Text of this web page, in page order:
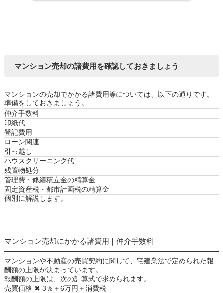
マンション売却の諸費用を確認しておきましょう
マンションの売却でかかる諸費用等については、以下の通りです。
準備をしておきましょう。
仲介手数料
印紙代
登記費用
ローン関連
引っ越し
ハウスクリーニング代
残置物処分
管理費・修繕積立金の精算金
固定資産税・都市計画税の精算金
個別に解説します。
マンション売却にかかる諸費用｜仲介手数料
マンションや不動産の売買契約に関して、宅建業法で定められた報
酬額の上限が決まっています。
報酬額の上限は、次の計算式で求められます。
売買価格 ✖︎ 3％＋6万円＋消費税